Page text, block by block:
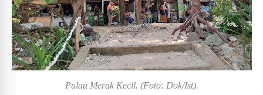
Pulau Merak Kecil. (Foto: Dok/Ist).